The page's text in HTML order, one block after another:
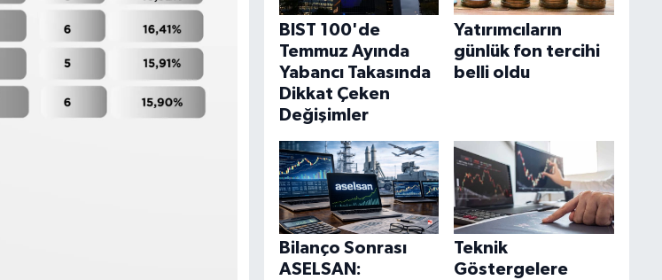
BIST 100'de
Temmuz Ayında
Yabancı Takasında
Dikkat Çeken
Değişimler
Yatırımcıların
günlük fon tercihi
belli oldu
Bilanço Sonrası
ASELSAN:
Teknik
Göstergelere